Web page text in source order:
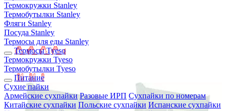
Термокружки Stanley
Термобутылки Stanley
Фляги Stanley
Посуда Stanley
Термосы для еды Stanley
Термосы Tyeso
Термокружки Tyeso
Термобутылки Tyeso
Питание
Сухие пайки
Армейские сухпайки Разовые ИРП Сухпайки по номерам
Китайские сухпайки Польские сухпайки Испанские сухпайки